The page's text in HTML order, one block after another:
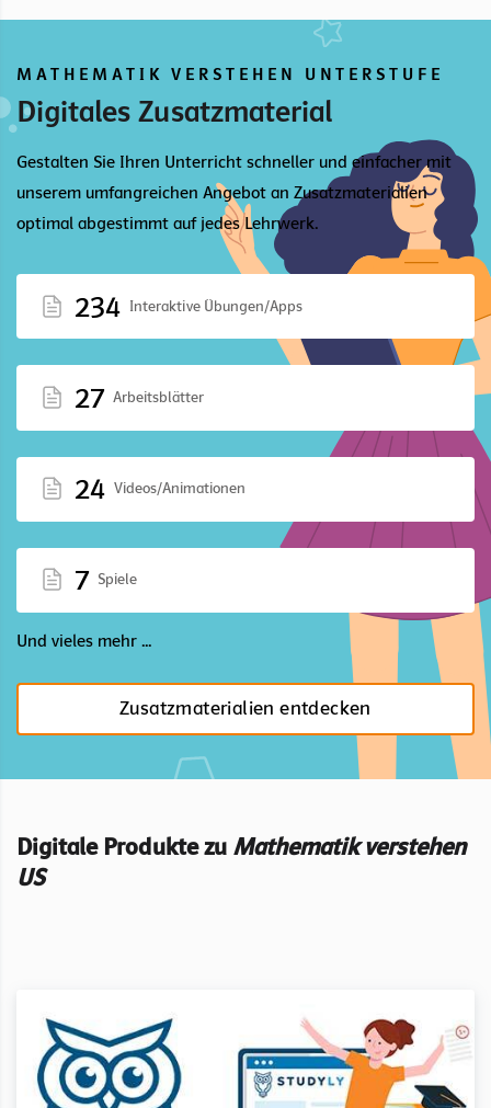
MATHEMATIK VERSTEHEN UNTERSTUFE
Digitales Zusatzmaterial
Gestalten Sie Ihren Unterricht schneller und einfacher mit
unserem umfangreichen Angebot an Zusatzmaterialien
optimal abgestimmt auf jedes Lehrwerk.
234 Interaktive Übungen/Apps
27 Arbeitsblätter
24 Videos/Animationen
7 Spiele
Und vieles mehr ...
Zusatzmaterialien entdecken
Digitale Produkte zu Mathematik verstehen
US